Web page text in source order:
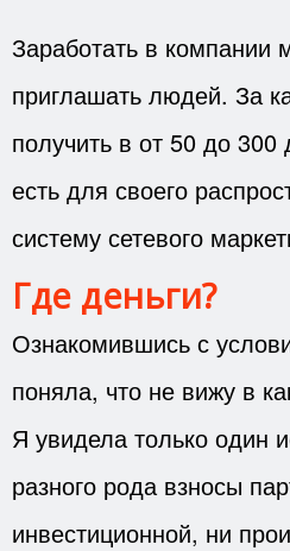
Заработать в компании
приглашать людей. За
получить в от 50 до
есть для своего
систему сетевого
Где деньги?
Ознакомившись с
поняла, что не вижу в
Я увидела только один
разного рода взносы
инвестиционной, ни